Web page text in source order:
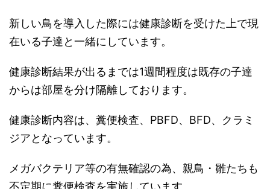
新しい鳥を導入した際には健康診断を受けた上で現
在いる子達と一緒にしています。
健康診断結果が出るまでは1週間程度は既存の子達
からは部屋を分け隔離しております。
健康診断内容は、糞便検査、PBFD、BFD、クラミ
ジアとなっています。
メガバクテリア等の有無確認の為、親鳥・雛たちも
不定期に糞便検査を実施しています。